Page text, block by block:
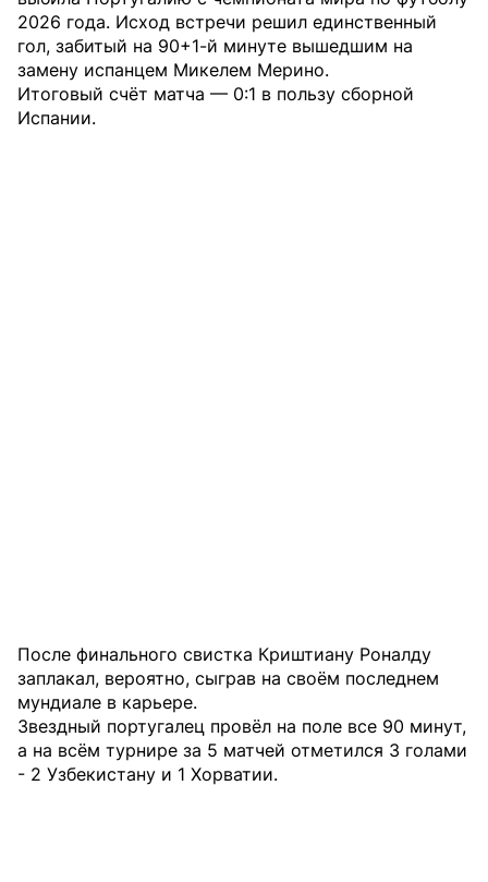
2026 года. Исход встречи решил единственный
гол, забитый на 90+1-й минуте вышедшим на
замену испанцем Микелем Мерино.
Итоговый счёт матча — 0:1 в пользу сборной
Испании.
После финального свистка Криштиану Роналду
заплакал, вероятно, сыграв на своём последнем
мундиале в карьере.
Звездный португалец провёл на поле все 90 минут,
а на всём турнире за 5 матчей отметился 3 голами
- 2 Узбекистану и 1 Хорватии.